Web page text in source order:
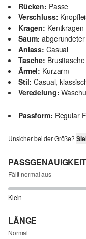
Rücken: Passe
Verschluss:
Kragen: Kentkragen
Saum:
Anlass: Casual
Tasche: Brusttasche
Ärmel: Kurzarm
Stil: Casual,
Veredelung:
Passform: Regular
Unsicher bei der Größe?
PASSGENAUIGKEIT
Fällt normal aus
Klein
LÄNGE
Normal